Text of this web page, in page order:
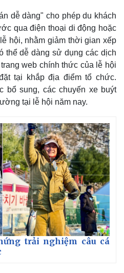
dễ dàng" cho phép du khách
qua điện thoại di động hoặc
hội, nhằm giảm thời gian xếp
thể dễ dàng sử dụng các dịch
web chính thức của lễ hội
tại khắp địa điểm tổ chức.
bổ sung, các chuyến xe buýt
tại lễ hội năm nay.
trải nghiệm câu cá